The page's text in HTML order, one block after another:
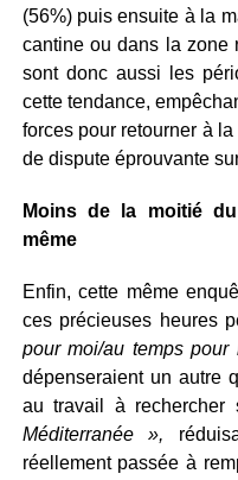
(56%) puis ensuite à la
cantine ou dans la zone
sont donc aussi les
cette tendance,
forces pour retourner à
de dispute éprouvante
Moins de la moitié
même
Enfin, cette même
ces précieuses heures
pour moi/au temps pour
dépenseraient un autre
au travail à rechercher
Méditerranée »,
réellement passée à